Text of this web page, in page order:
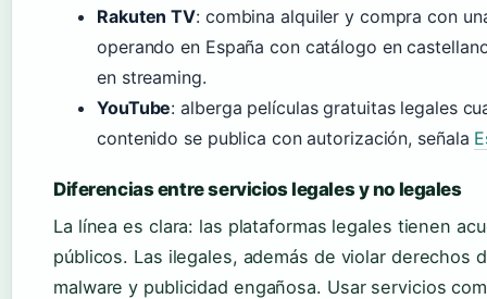
Rakuten TV: combina alquiler y compra con
operando en España con catálogo en
en streaming.
YouTube: alberga películas gratuitas legales
contenido se publica con autorización, señala
Diferencias entre servicios legales y no legales
La línea es clara: las plataformas legales tienen
públicos. Las ilegales, además de violar derechos
malware y publicidad engañosa. Usar servicios